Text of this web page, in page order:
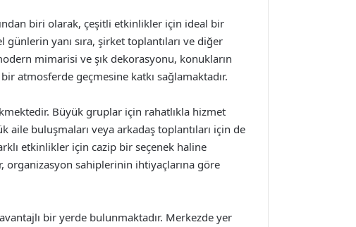
biri olarak, çeşitli etkinlikler için ideal bir
yanı sıra, şirket toplantıları ve diğer
mimarisi ve şık dekorasyonu, konukların
atmosferde geçmesine katkı sağlamaktadır.
Büyük gruplar için rahatlıkla hizmet
aile buluşmaları veya arkadaş toplantıları için de
etkinlikler için cazip bir seçenek haline
organizasyon sahiplerinin ihtiyaçlarına göre
bir yerde bulunmaktadır. Merkezde yer